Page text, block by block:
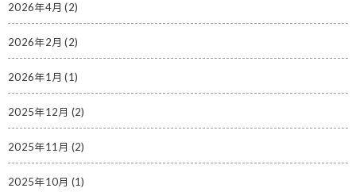
2026年4月 (2)
2026年2月 (2)
2026年1月 (1)
2025年12月 (2)
2025年11月 (2)
2025年10月 (1)